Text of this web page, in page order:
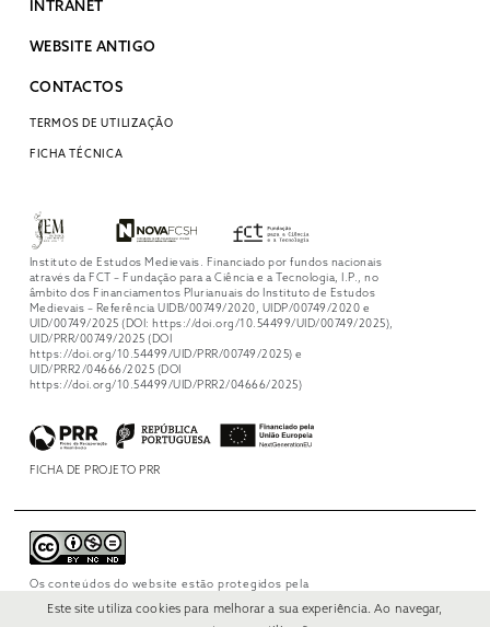
INTRANET
WEBSITE ANTIGO
CONTACTOS
TERMOS DE UTILIZAÇÃO
FICHA TÉCNICA
Instituto de Estudos Medievais. Financiado por fundos nacionais
através da FCT – Fundação para a Ciência e a Tecnologia, I.P., no
âmbito dos Financiamentos Plurianuais do Instituto de Estudos
Medievais – Referência UIDB/00749/2020, UIDP/00749/2020 e
UID/00749/2025 (DOI: https://doi.org/10.54499/UID/00749/2025),
UID/PRR/00749/2025 (DOI
https://doi.org/10.54499/UID/PRR/00749/2025) e
UID/PRR2/04666/2025 (DOI
https://doi.org/10.54499/UID/PRR2/04666/2025)
FICHA DE PROJETO PRR
Os conteúdos do website estão protegidos pela
NonCommercial-NoDerivs 4.0 International.
Este site utiliza cookies para melhorar a sua experiência. Ao navegar,